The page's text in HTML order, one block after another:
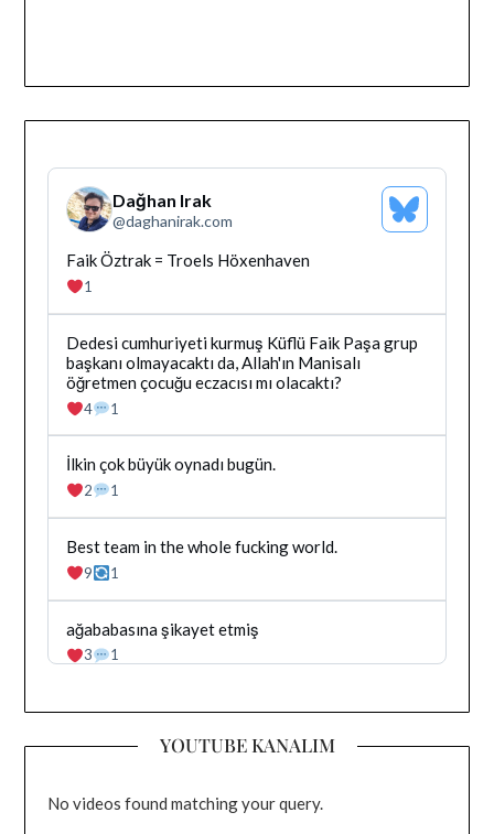
Dağhan Irak
@daghanirak.com
Bluesky
Profilini
Bluesky'da
Dağhan
Irak
tarafindan
yazilan
gonderiyi
goruntule
Faik Öztrak = Troels Höxenhaven
1
Bluesky'da
Dağhan
Irak
tarafindan
yazilan
gonderiyi
goruntule
Dedesi cumhuriyeti kurmuş Küflü Faik Paşa grup
başkanı olmayacaktı da, Allah'ın Manisalı
öğretmen çocuğu eczacısı mı olacaktı?
4 1
Bluesky'da
Dağhan
Irak
tarafindan
yazilan
gonderiyi
goruntule
İlkin çok büyük oynadı bugün.
2 1
Bluesky'da
Dağhan
Irak
tarafindan
yazilan
gonderiyi
goruntule
Best team in the whole fucking world.
9 1
Bluesky'da
Dağhan
Irak
goruntule
ağababasına şikayet etmiş
3 1
YOUTUBE KANALIM
No videos found matching your query.